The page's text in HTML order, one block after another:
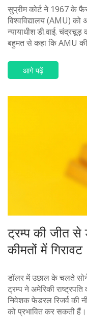
सुप्रीम कोर्ट ने 1967 के
विश्वविद्यालय (AMU) को
न्यायाधीश डी.वाई.
बहुमत से कहा कि AMU
और इसका राजनैतिक प्रभाव
आगे पढ़ें
ट्रम्प की जीत से
कीमतों में गिरावट
डॉलर में उछाल के चलते सोने
ट्रम्प ने अमेरिकी
निवेशक फेडरल रिजर्व की
को प्रभावित कर सकती